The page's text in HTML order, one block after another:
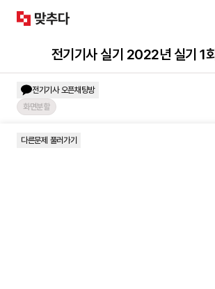
전기기사 실기 2022년 실기 1
전기기사오픈채팅방
화면분할
다른문제 풀러가기